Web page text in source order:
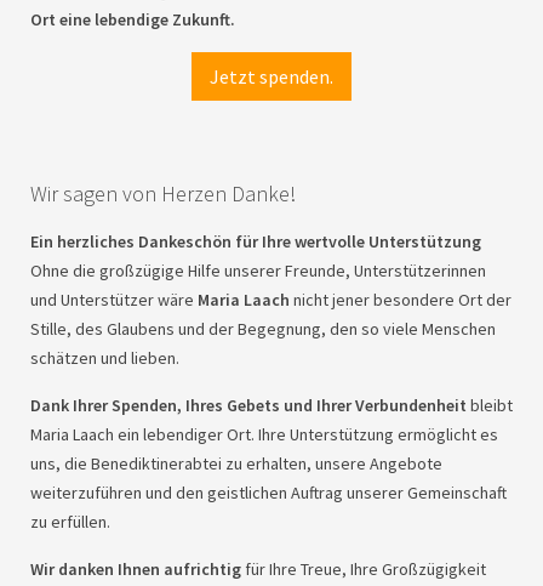
Ort eine lebendige Zukunft.
Jetzt spenden.
Wir sagen von Herzen Danke!
Ein herzliches Dankeschön für Ihre wertvolle Unterstützung
Ohne die großzügige Hilfe unserer Freunde, Unterstützerinnen
und Unterstützer wäre Maria Laach nicht jener besondere Ort der
Stille, des Glaubens und der Begegnung, den so viele Menschen
schätzen und lieben.
Dank Ihrer Spenden, Ihres Gebets und Ihrer Verbundenheit bleibt
Maria Laach ein lebendiger Ort. Ihre Unterstützung ermöglicht es
uns, die Benediktinerabtei zu erhalten, unsere Angebote
weiterzuführen und den geistlichen Auftrag unserer Gemeinschaft
zu erfüllen.
Wir danken Ihnen aufrichtig für Ihre Treue, Ihre Großzügigkeit